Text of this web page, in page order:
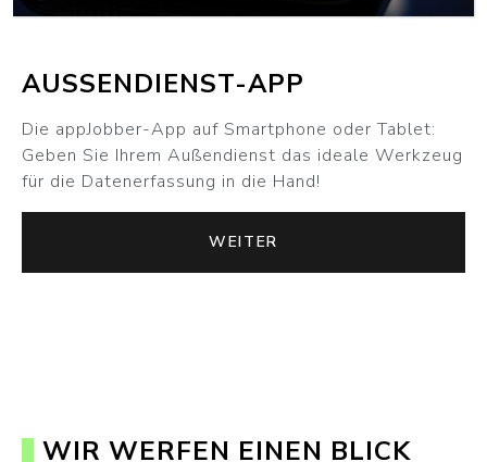
AUSSENDIENST-APP
Die appJobber-App auf Smartphone oder Tablet:
Geben Sie Ihrem Außendienst das ideale Werkzeug
für die Datenerfassung in die Hand!
WEITER
WIR WERFEN EINEN BLICK